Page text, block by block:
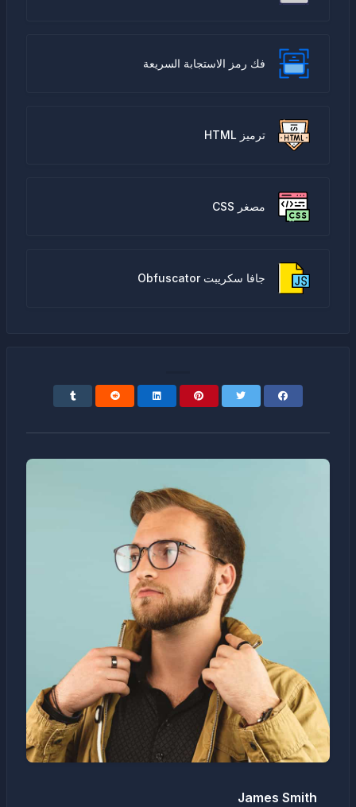
فك رمز الاستجابة السريعة
ترميز HTML
مصغر CSS
جافا سكريبت Obfuscator
James Smith